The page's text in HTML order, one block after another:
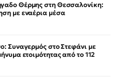
Θέρμης στη Θεσσαλονίκη:
με εναέρια μέσα
Συναγερμός στο Στεφάνι με
ετοιμότητας από το 112